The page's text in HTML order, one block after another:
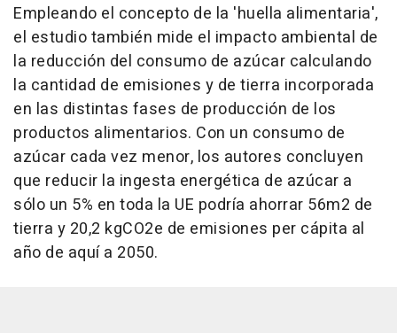
Empleando el concepto de la 'huella alimentaria',
el estudio también mide el impacto ambiental de
la reducción del consumo de azúcar calculando
la cantidad de emisiones y de tierra incorporada
en las distintas fases de producción de los
productos alimentarios. Con un consumo de
azúcar cada vez menor, los autores concluyen
que reducir la ingesta energética de azúcar a
sólo un 5% en toda la UE podría ahorrar 56m2 de
tierra y 20,2 kgCO2e de emisiones per cápita al
año de aquí a 2050.